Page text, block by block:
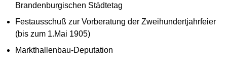
Brandenburgischen Städtetag
Festausschuß zur Vorberatung der Zweihundertjahrfeier
(bis zum 1.Mai 1905)
Markthallenbau-Deputation